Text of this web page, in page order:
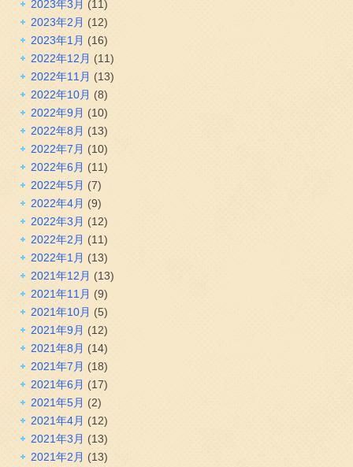
2023年3月 (11)
2023年2月 (12)
2023年1月 (16)
2022年12月 (11)
2022年11月 (13)
2022年10月 (8)
2022年9月 (10)
2022年8月 (13)
2022年7月 (10)
2022年6月 (11)
2022年5月 (7)
2022年4月 (9)
2022年3月 (12)
2022年2月 (11)
2022年1月 (13)
2021年12月 (13)
2021年11月 (9)
2021年10月 (5)
2021年9月 (12)
2021年8月 (14)
2021年7月 (18)
2021年6月 (17)
2021年5月 (2)
2021年4月 (12)
2021年3月 (13)
2021年2月 (13)